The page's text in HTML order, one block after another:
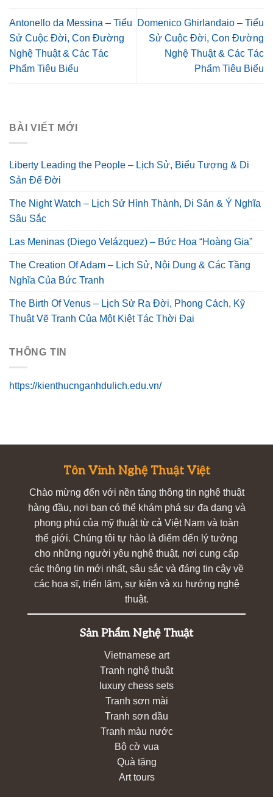
Antonello da Messina – Tiểu
Sử Cuộc Đời, Con Đường
Nghệ Thuật & Các Tác
Phẩm Tiêu Biểu
Domenico Ghirlandaio – Tiểu
Sử Cuộc Đời, Con Đường
Nghệ Thuật & Các Tác
Phẩm Tiêu Biểu
BÀI VIẾT MỚI
Liberty Leading the People – Lịch Sử, Biểu Tượng & Di
Sản Để Đời
The Night Watch – Lịch Sử Hình Thành, Di Sản & Ý Nghĩa
Sâu Sắc
Las Meninas (Diego Velázquez) – Bức Họa “Hoàng Gia”
The Creation Of Adam – Lịch Sử, Nội Dung & Các Tầng
Nghĩa Của Bức Tranh
The Birth Of Venus – Lịch Sử Ra Đời, Phong Cách, Kỹ
Thuật Vẽ Tranh Của Một Kiệt Tác Thời Đại
THÔNG TIN
https://kienthucnganhdulich.edu.vn/
Tôn Vinh Nghệ Thuật Việt
Chào mừng đến với nền tảng thông tin nghệ thuật
hàng đầu, nơi bạn có thể khám phá sự đa dạng và
phong phú của mỹ thuật từ cả Việt Nam và toàn
thế giới. Chúng tôi tự hào là điểm đến lý tưởng
cho những người yêu nghệ thuật, nơi cung cấp
các thông tin mới nhất, sâu sắc và đáng tin cậy về
các họa sĩ, triển lãm, sự kiện và xu hướng nghệ
thuật.
Sản Phẩm Nghệ Thuật
Vietnamese art
Tranh nghệ thuật
luxury chess sets
Tranh sơn mài
Tranh sơn dầu
Tranh màu nước
Bộ cờ vua
Quà tặng
Art tours